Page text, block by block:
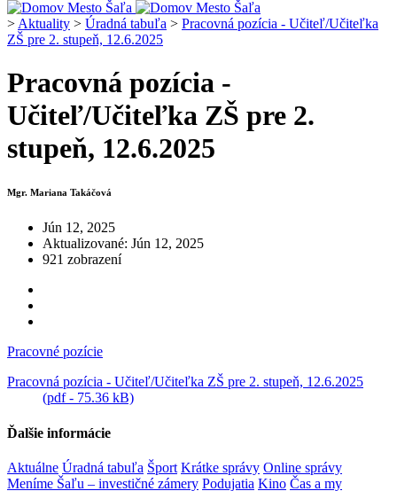
> Aktuality > Úradná tabuľa > Pracovná pozícia - Učiteľ/Učiteľka
ZŠ pre 2. stupeň, 12.6.2025
Pracovná pozícia -
Učiteľ/Učiteľka ZŠ pre 2.
stupeň, 12.6.2025
Mgr. Mariana Takáčová
Jún 12, 2025
Aktualizované: Jún 12, 2025
921 zobrazení
Pracovné pozície
Pracovná pozícia - Učiteľ/Učiteľka ZŠ pre 2. stupeň, 12.6.2025
(pdf - 75.36 kB)
Ďalšie informácie
Aktuálne Úradná tabuľa Šport Krátke správy Online správy
Meníme Šaľu – investičné zámery Podujatia Kino Čas a my